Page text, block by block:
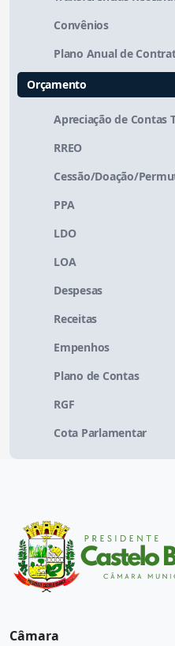
Convênios
Plano Anual de
Orçamento
Apreciação de Contas
RREO
Cessão/Doação/
PPA
LDO
LOA
Despesas
Receitas
Empenhos
Plano de Contas
RGF
Cota Parlamentar
Câmara